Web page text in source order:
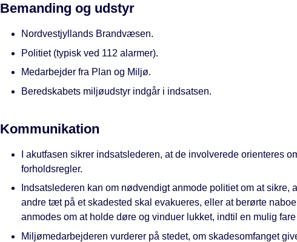
Bemanding og udstyr
Nordvestjyllands Brandvæsen.
Politiet (typisk ved 112 alarmer).
Medarbejder fra Plan og Miljø.
Beredskabets miljøudstyr indgår i indsatsen.
Kommunikation
I akutfasen sikrer indsatslederen, at de involverede orienteres
forholdsregler.
Indsatslederen kan om nødvendigt anmode politiet om at sikre,
andre tæt på et skadested skal evakueres, eller at berørte
anmodes om at holde døre og vinduer lukket, indtil en mulig fare
Miljømedarbejderen vurderer på stedet, om skadesomfanget